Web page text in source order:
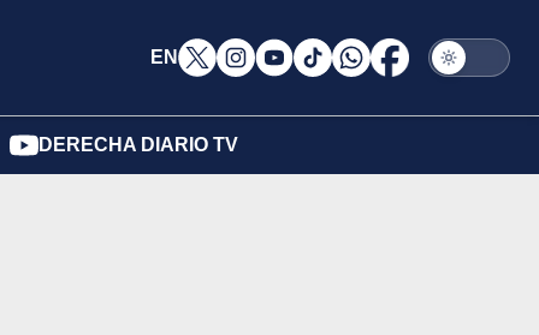
EN
DERECHA DIARIO TV